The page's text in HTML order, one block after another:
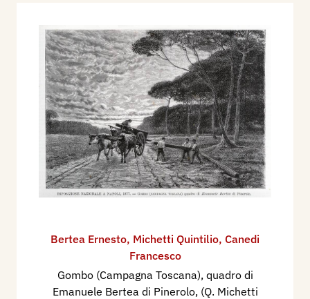
Bertea Ernesto, Michetti Quintilio, Canedi
Francesco
Gombo (Campagna Toscana), quadro di
Emanuele Bertea di Pinerolo, (Q. Michetti